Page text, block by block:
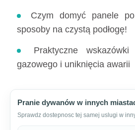
Czym domyć panele
sposoby na czystą podłogę!
Praktyczne
gazowego i uniknięcia awarii
Pranie dywanów w innych
Sprawdz dostepnosc tej samej uslugi w